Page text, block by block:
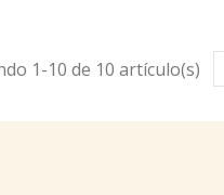
1-10 de 10 artículo(s)